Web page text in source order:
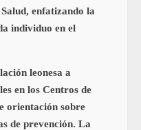
enfatizando la
individuo en el
leonesa a
en los Centros de
orientación sobre
de prevención. La